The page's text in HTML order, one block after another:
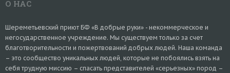
О НАС
Шереметьевский приют БФ «В добрые руки» - некоммерческое и
негосударственное учреждение. Мы существуем только за счет
благотворительности и пожертвований добрых людей. Наша команда
– это сообщество уникальных людей, которые не побоялись взять на
себя трудную миссию – спасать представителей «серьезных» пород –